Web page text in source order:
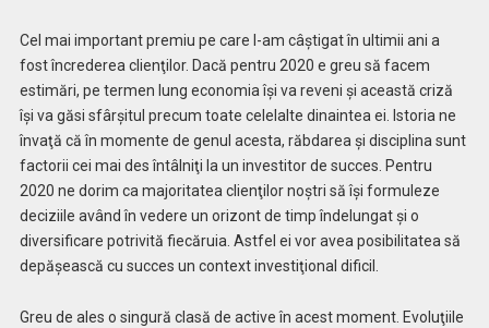
Cel mai important premiu pe care l-am câştigat în ultimii ani a
fost încrederea clienţilor. Dacă pentru 2020 e greu să facem
estimări, pe termen lung economia îşi va reveni şi această criză
îşi va găsi sfârşitul precum toate celelalte dinaintea ei. Istoria ne
învaţă că în momente de genul acesta, răbdarea şi disciplina sunt
factorii cei mai des întâlniţi la un investitor de succes. Pentru
2020 ne dorim ca majoritatea clienţilor noştri să îşi formuleze
deciziile având în vedere un orizont de timp îndelungat şi o
diversificare potrivită fiecăruia. Astfel ei vor avea posibilitatea să
depăşească cu succes un context investiţional dificil.
Greu de ales o singură clasă de active în acest moment. Evoluţiile